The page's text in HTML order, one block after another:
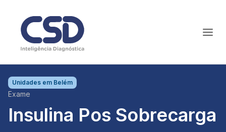
Unidades em Belém
Exame
Insulina Pos Sobrecarga